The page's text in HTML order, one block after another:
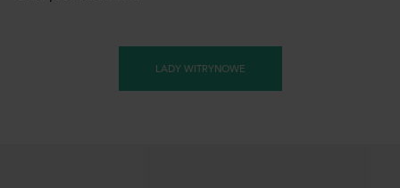
LADY WITRYNOWE